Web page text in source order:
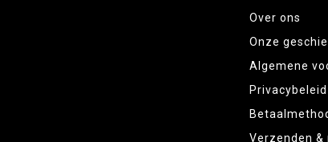
Over ons
Onze
Algemene
Privacybeleid
Verzenden